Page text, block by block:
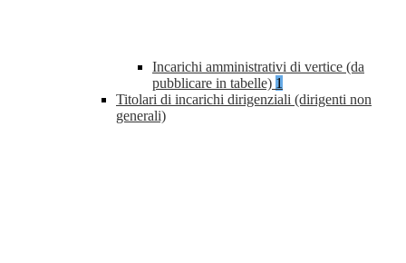
Incarichi amministrativi di vertice (da
pubblicare in tabelle) 1
Titolari di incarichi dirigenziali (dirigenti non
generali)